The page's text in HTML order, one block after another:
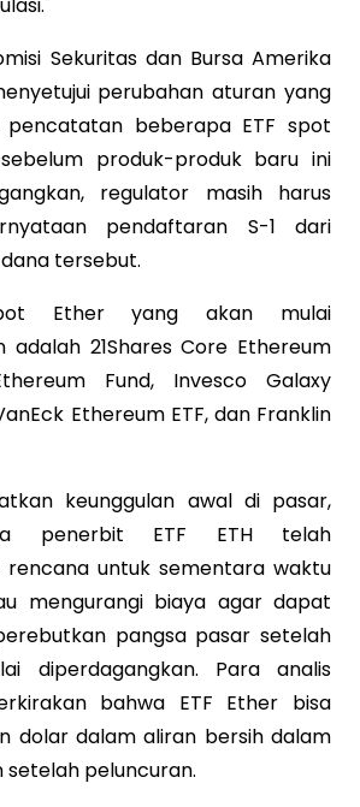
Sekuritas dan Bursa Amerika
perubahan aturan yang
pencatatan beberapa ETF spot
produk-produk baru ini
regulator masih harus
pendaftaran S-1 dari
tersebut.
Ether yang akan mulai
adalah 21Shares Core Ethereum
Fund, Invesco Galaxy
Ethereum ETF, dan Franklin
keunggulan awal di pasar,
penerbit ETF ETH telah
rencana untuk sementara waktu
mengurangi biaya agar dapat
pangsa pasar setelah
diperdagangkan. Para analis
bahwa ETF Ether bisa
dolar dalam aliran bersih dalam
peluncuran.